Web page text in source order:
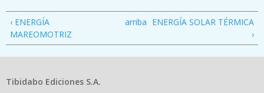
‹ ENERGÍA
MAREOMOTRIZ
arriba ENERGÍA SOLAR TÉRMICA
›
Tibidabo Ediciones S.A.